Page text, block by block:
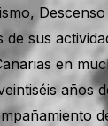
de sus
en
años